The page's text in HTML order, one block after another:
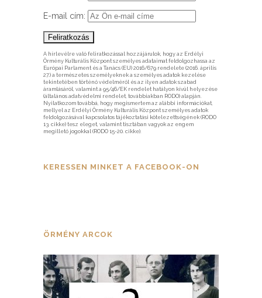
E-mail cím:
A hírlevélre való feliratkozással hozzájárulok, hogy az Erdélyi
Örmény Kulturális Központ személyes adataimat feldolgozhassa az
Európai Parlament és a Tanács (EU) 2016/679 rendelete (2016. április
27.) a természetes személyeknek a személyes adatok kezelése
tekintetében történő védelméről és az ilyen adatok szabad
áramlásáról, valamint a 95/46/EK rendelet hatályon kívül helyezése
(általános adatvédelmi rendelet, továbbiakban RODO) alapján.
Nyilatkozom továbbá, hogy megismertem az alábbi információkat,
mellyel az Erdélyi Örmény Kulturális Központ személyes adatok
feldolgozásával kapcsolatos tájékoztatási kötelezettségének (RODO
13. cikke) tesz eleget, valamint tisztában vagyok az engem
megillető jogokkal (RODO 15-20. cikke).
KERESSEN MINKET A FACEBOOK-ON
ÖRMÉNY ARCOK